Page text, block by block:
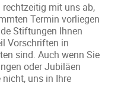
mit uns ab,
Termin vorliegen
Stiftungen Ihnen
Vorschriften in
sind. Auch wenn Sie
oder Jubiläen
nicht, uns in Ihre